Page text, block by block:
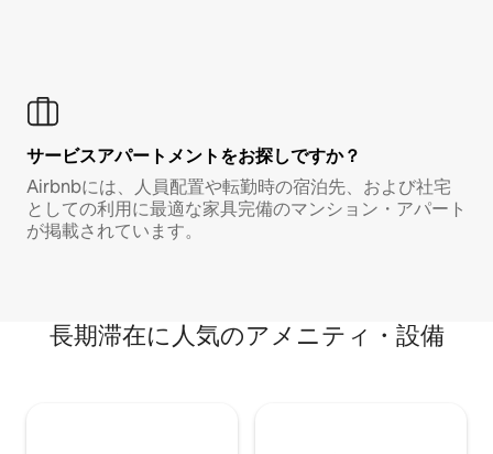
サービスアパートメントをお探しですか？
Airbnbには、人員配置や転勤時の宿泊先、および社宅
としての利用に最適な家具完備のマンション・アパート
が掲載されています。
長期滞在に人気のアメニティ・設備